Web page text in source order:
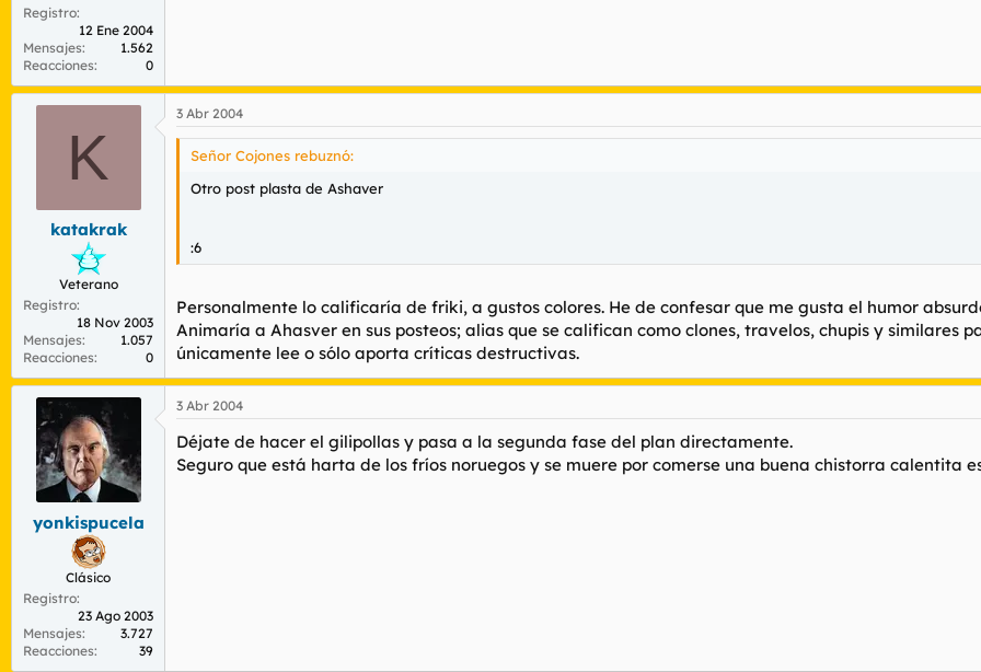
Registro
12 Ene 2004
Mensajes
1.562
Reacciones
0
K
katakrak
Veterano
Registro
18 Nov 2003
Mensajes
1.057
Reacciones
0
3 Abr 2004
Señor Cojones rebuznó:
Otro post plasta de Ashaver
:6
Personalmente lo calificaría de friki, a gustos colores. He de confesar que me gusta el humor
Animaría a Ahasver en sus posteos; alias que se califican como clones, travelos, chupis y similares
únicamente lee o sólo aporta críticas destructivas.
yonkispucela
Clásico
Registro
23 Ago 2003
Mensajes
3.727
Reacciones
39
3 Abr 2004
Déjate de hacer el gilipollas y pasa a la segunda fase del plan directamente.
Seguro que está harta de los fríos noruegos y se muere por comerse una buena chistorra calentita